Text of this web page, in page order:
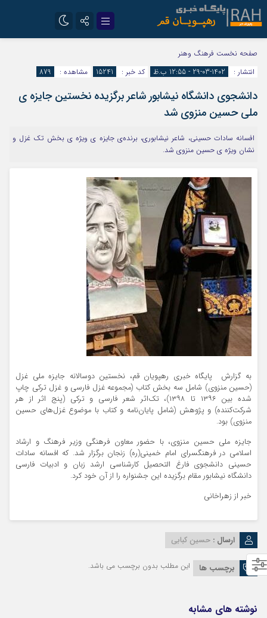
تلگرام
ایتا
صفحه نخست فرهنگ وهنر
انتشار :
1402-03-29 - 12:55 ب.ظ کد خبر : 15241 مشاهده : 879
دانشجوی دانشگاه نیشابور شاعر برگزیده نخستین جایزه ی
ملی حسین منزوی شد
افسانه سادات حسینی، شاعر نیشابوری، برنده‌ی جایزه ی ویژه ی بخش تک غزل و
نشان ویژه ی حسین منزوی شد.
به گزارش پایگاه خبری رهپویان قم، نخستین دوسالانه جایزه ملی غزل
(حسین منزوی) شامل سه بخش کتاب (مجموعه غزل فارسی و غزل ترکی چاپ
شده بین ۱۳۹۶ تا ۱۳۹۸)، تک‌اثر شعر فارسی و ترکی (پنج اثر از هر
شرکت‌کننده) و پژوهش (شامل پایان‌نامه و کتاب با موضوع غزل‌های حسین
منزوی) بود.
جایزه ملی حسین منزوی، با حضور معاون فرهنگی وزیر فرهنگ و ارشاد
اسلامی در فرهنگسرای امام خمینی(ره) زنجان برگزار شد. که افسانه سادات
حسینی دانشجوی فارغ التحصیل کارشناسی ارشد زبان و ادبیات فارسی
دانشگاه نیشابور مقام برگزیده این جشنواره را از آن خود کرد.
خبر از زهراخانی
ارسال : حسین کبابی
برچسب ها این مطلب بدون برچسب می باشد.
نوشته های مشابه